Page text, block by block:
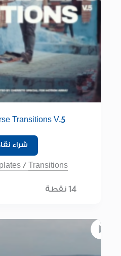
Transitions V.5
شراء
/ Transitions
14 نقطة